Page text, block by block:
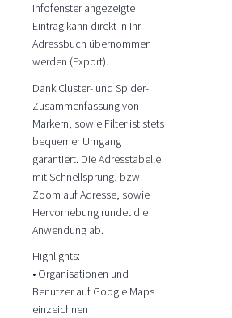
Infofenster angezeigte
Eintrag kann direkt in Ihr
Adressbuch übernommen
werden (Export).
Dank Cluster- und Spider-
Zusammenfassung von
Markern, sowie Filter ist stets
bequemer Umgang
garantiert. Die Adresstabelle
mit Schnellsprung, bzw.
Zoom auf Adresse, sowie
Hervorhebung rundet die
Anwendung ab.
Highlights:
• Organisationen und
Benutzer auf Google Maps
einzeichnen